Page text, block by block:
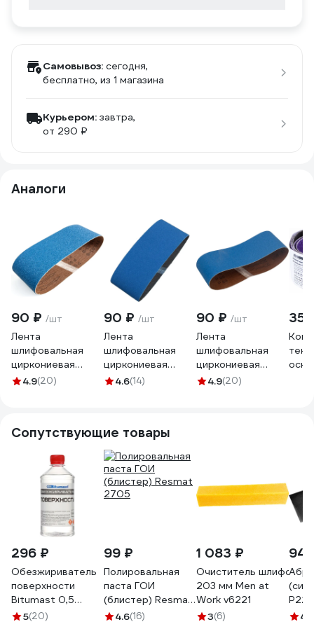
Самовывоз: сегодня,
бесплатно, из 1 магазина
Курьером: завтра,
от 290 ₽
Аналоги
90 ₽ /шт
Лента
шлифовальная
циркониевая
(75x533 мм; Р60)
4.9(20)
90 ₽ /шт
Лента
шлифовальная
циркониевая
(75x457 мм; Р40)
4.6(14)
90 ₽ /шт
Лента
шлифовальная
циркониевая
(75x533 мм; Р80)
4.9(20)
Сопутствующие товары
296 ₽
Обезжириватель
поверхности
Bitumast 0,5
л/0,35 кг
5(20)
99 ₽
Полировальная
паста ГОИ
(блистер) Resmat
2705
4.6(16)
1 083 ₽
Очиститель
203 мм Men at
Work v6221
3(6)
94
5 4.8